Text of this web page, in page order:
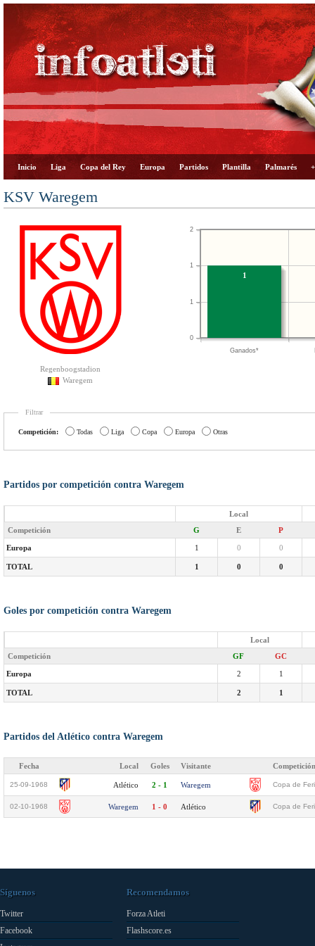
Inicio Liga Copa del Rey Europa Partidos Plantilla Palmarés
KSV Waregem
Regenboogstadion
Waregem
Ganados*
0
1
1
2
1
Filtrar
Competición: Todas Liga Copa Europa Otras
Partidos por competición contra Waregem
Local
Competición
G E P
Europa 1 0 0
TOTAL 1 0 0
Goles por competición contra Waregem
Local
Competición
GF GC
Europa 2 1
TOTAL 2 1
Partidos del Atlético contra Waregem
Fecha Local Goles Visitante Competición
25-09-1968 Atlético 2 - 1 Waregem Copa de
02-10-1968 Waregem 1 - 0 Atlético Copa de
Síguenos
Twitter
Facebook
Recomendamos
Forza Atleti
Flashscore.es